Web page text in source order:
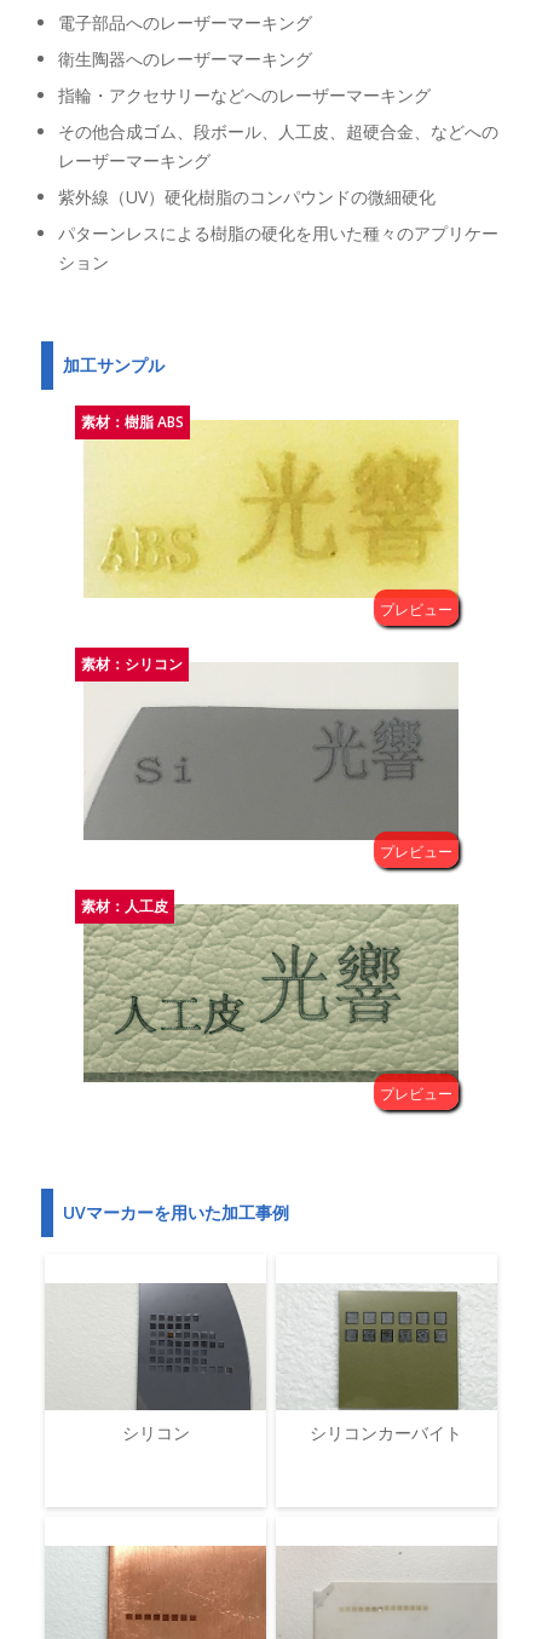
電子部品へのレーザーマーキング
衛生陶器へのレーザーマーキング
指輪・アクセサリーなどへのレーザーマーキング
その他合成ゴム、段ボール、人工皮、超硬合金、などへの
レーザーマーキング
紫外線（UV）硬化樹脂のコンパウンドの微細硬化
パターンレスによる樹脂の硬化を用いた種々のアプリケー
ション
加工サンプル
素材：樹脂 ABS
素材：シリコン
素材：人工皮
UVマーカーを用いた加工事例
シリコン シリコンカーバイト